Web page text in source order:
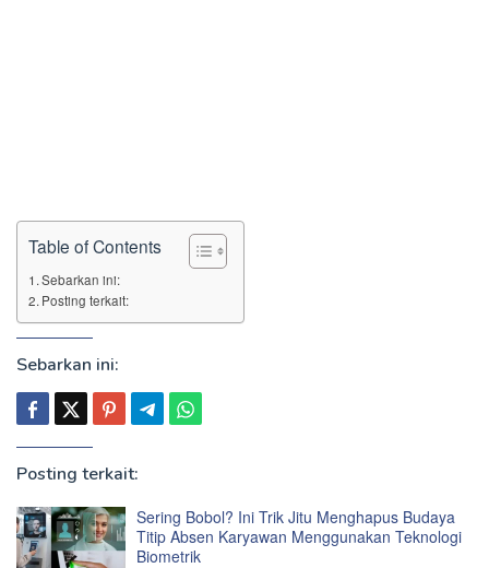
Table of Contents
Sebarkan ini:
Posting terkait:
Sebarkan ini:
Posting terkait:
Sering Bobol? Ini Trik Jitu Menghapus Budaya
Titip Absen Karyawan Menggunakan Teknologi
Biometrik